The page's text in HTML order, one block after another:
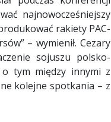
najnowocześniejszy
rakiety PAC-
– wymienił. Cezary
sojuszu polsko-
o tym między innymi z
kolejne spotkania – z